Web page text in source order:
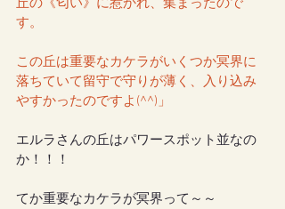
丘の《匂い》に惹かれ、集まったので
す。
この丘は重要なカケラがいくつか冥界に
落ちていて留守で守りが薄く、入り込み
やすかったのですよ(^^)」
エルラさんの丘はパワースポット並なの
か！！！
てか重要なカケラが冥界って～～